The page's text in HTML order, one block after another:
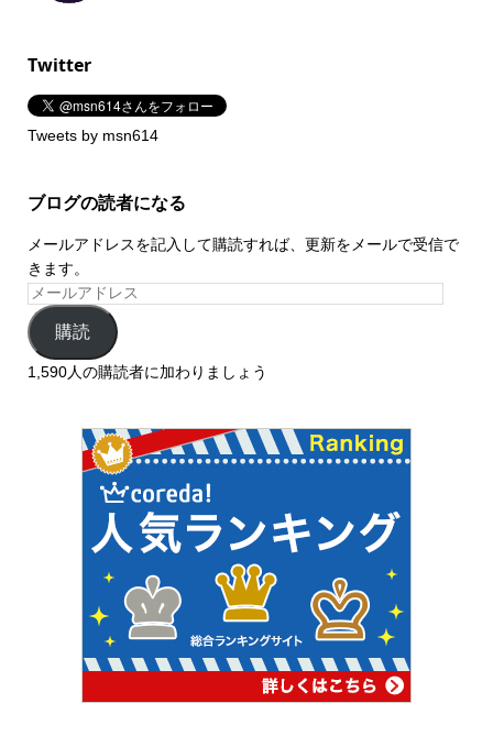
Twitter
Tweets by msn614
ブログの読者になる
メールアドレスを記入して購読すれば、更新をメールで受信で
きます。
購読
1,590人の購読者に加わりましょう